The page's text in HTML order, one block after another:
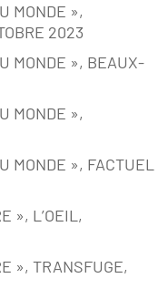
MONDE »,
2023
MONDE », BEAUX-
MONDE »,
MONDE », FACTUEL
», L’OEIL,
», TRANSFUGE,